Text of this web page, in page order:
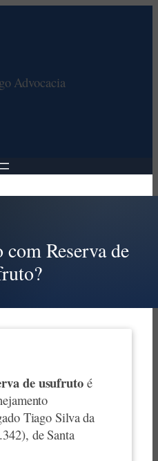
com Reserva de
de usufrutoé
Tiago Silva da
de Santa